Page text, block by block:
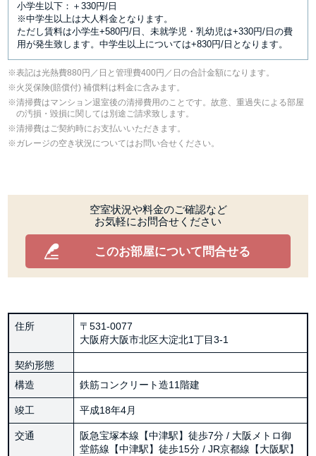
小学生以下：＋330円/日
※中学生以上は大人料金となります。
ただし賃料は小学生+580円/日、未就学児・乳幼児は+330円/日の費
用が発生致します。中学生以上については+830円/日となります。
表記は光熱費880円／日と管理費400円／日の合計金額になります。
⽕災保険(賠償付) 補償料は料⾦に含みます。
清掃費はマンション退室後の清掃費用のことです。故意、重過失による部屋
の汚損・毀損に関しては別途ご請求致します。
清掃費はご契約時にお支払いいただきます。
ガレージの空き状況についてはお問い合せください。
空室状況や料金のご確認など
お気軽にお問合せください
このお部屋について問合せる
住所
〒531-0077
大阪府大阪市北区大淀北1丁目3-1
契約形態
構造
鉄筋コンクリート造11階建
竣工 平成18年4月
交通
阪急宝塚本線【中津駅】徒歩7分 / 大阪メトロ御
堂筋線【中津駅】徒歩15分 / JR京都線【大阪駅】